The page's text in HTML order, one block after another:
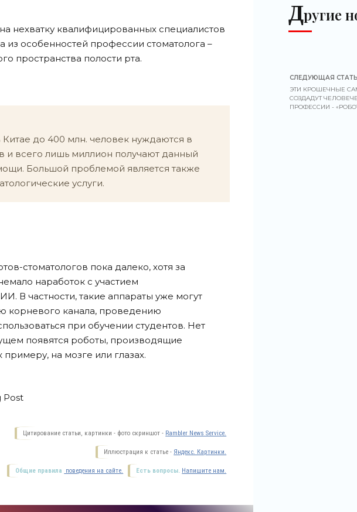
нехватку квалифицированных специалистов
особенностей профессии стоматолога –
пространства полости рта.
до 400 млн. человек нуждаются в
и всего лишь миллион получают данный
Большой проблемой является также
услуги.
стоматологов пока далеко, хотя за
наработок с участием
В частности, такие аппараты уже могут
корневого канала, проведению
при обучении студентов. Нет
появятся роботы, производящие
на мозге или глазах.
Post
Цитирование статьи, картинки - фото скриншот - Rambler News Service.
Иллюстрация к статье - Яндекс. Картинки.
Есть вопросы. Напишите нам.
Общие правила поведения на сайте.
Другие
СЛЕДУЮЩАЯ
ЭТИ КРОШЕЧНЫЕ
СОЗДАДУТ
ПРОФЕССИИ -